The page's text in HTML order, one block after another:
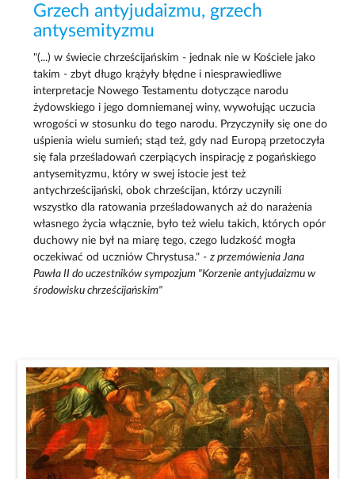
Grzech antyjudaizmu, grzech
antysemityzmu
"(...) w świecie chrześcijańskim - jednak nie w Kościele jako
takim - zbyt długo krążyły błędne i niesprawiedliwe
interpretacje Nowego Testamentu dotyczące narodu
żydowskiego i jego domniemanej winy, wywołując uczucia
wrogości w stosunku do tego narodu. Przyczyniły się one do
uśpienia wielu sumień; stąd też, gdy nad Europą przetoczyła
się fala prześladowań czerpiących inspirację z pogańskiego
antysemityzmu, który w swej istocie jest też
antychrześcijański, obok chrześcijan, którzy uczynili
wszystko dla ratowania prześladowanych aż do narażenia
własnego życia włącznie, było też wielu takich, których opór
duchowy nie był na miarę tego, czego ludzkość mogła
oczekiwać od uczniów Chrystusa." -z przemówienia Jana
Pawła II do uczestników sympozjum "Korzenie antyjudaizmu w
środowisku chrześcijańskim"